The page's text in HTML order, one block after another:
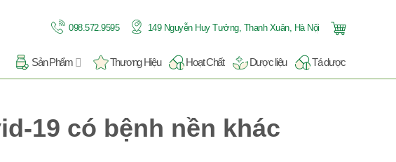
098.572.9595 149 Nguyễn Huy Tưởng, Thanh Xuân, Hà Nội
Sản Phẩm Thương Hiệu Hoạt Chất Dược liệu Tá dược
19 có bệnh nền khác